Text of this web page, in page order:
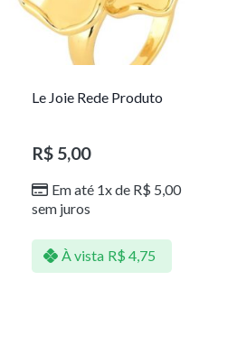
Le Joie Rede Produto
R$5,00
Em até 1x de R$ 5,00
sem juros
À vista R$ 4,75